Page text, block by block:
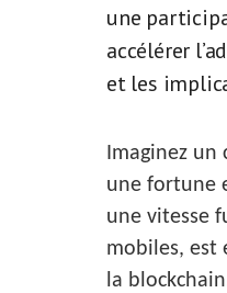
une
accélérer
et les
Imaginez un
une fortune
une vitesse
mobiles, est
la